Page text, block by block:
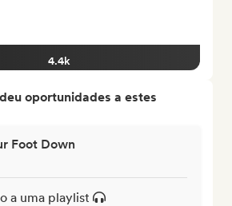
4.4k
oportunidades a estes
Foot Down
a uma playlist